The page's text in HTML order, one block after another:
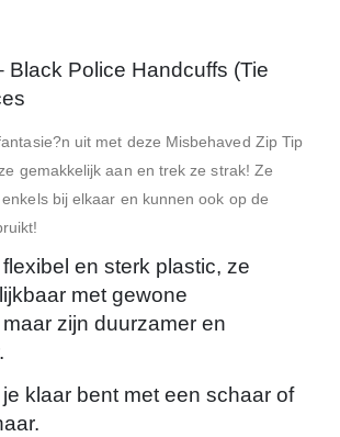
Black Police Handcuffs (Tie
uit met deze Misbehaved Zip Tip
gemakkelijk aan en trek ze strak! Ze
bij elkaar en kunnen ook op de
en sterk plastic, ze
met gewone
zijn duurzamer en
klaar bent met een schaar of